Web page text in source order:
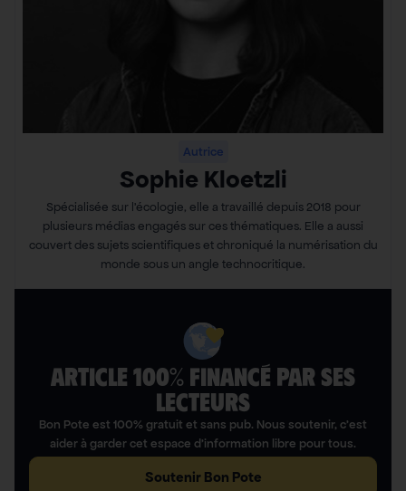
Autrice
Sophie Kloetzli
Spécialisée sur l’écologie, elle a travaillé depuis 2018 pour
plusieurs médias engagés sur ces thématiques. Elle a aussi
couvert des sujets scientifiques et chroniqué la numérisation du
monde sous un angle technocritique.
ARTICLE 100% FINANCÉ PAR SES
LECTEURS​
Bon Pote est 100% gratuit et sans pub. Nous soutenir, c’est
aider à garder cet espace d’information libre pour tous.
Soutenir Bon Pote